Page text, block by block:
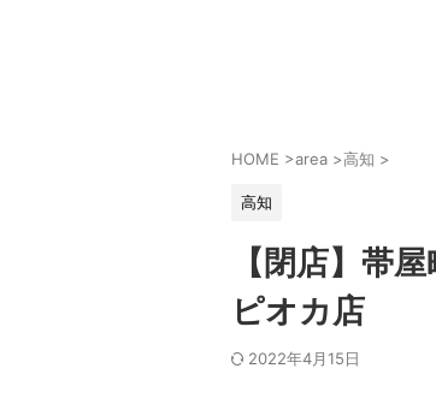
HOME >area >高知 >
高知
【閉店】帯
ピオカ店
2022年4月15日